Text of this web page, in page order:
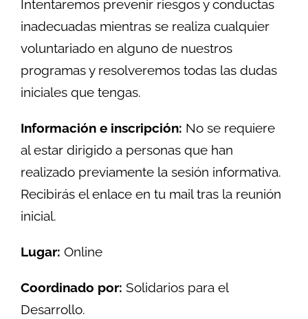
Intentaremos prevenir riesgos y conductas
inadecuadas mientras se realiza cualquier
voluntariado en alguno de nuestros
programas y resolveremos todas las dudas
iniciales que tengas.
Información e inscripción: No se requiere
al estar dirigido a personas que han
realizado previamente la sesión informativa.
Recibirás el enlace en tu mail tras la reunión
inicial.
Lugar: Online
Coordinado por: Solidarios para el
Desarrollo.